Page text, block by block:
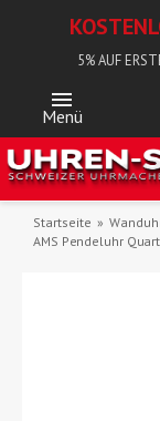
5% AUF
Menü
Startseite
AMS Pendeluhr